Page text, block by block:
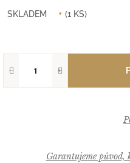
cena:
SKLADEM (1 KS)
+
−
Garantujeme původ,